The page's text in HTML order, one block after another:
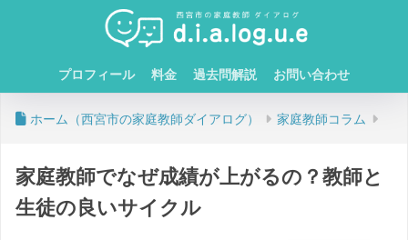
プロフィール 料金 過去問解説 お問い合わせ
ホーム 家庭教師コラム
家庭教師でなぜ成績が上がるの？教師と
生徒の良いサイクル